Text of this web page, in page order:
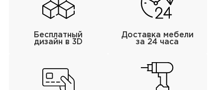
Бесплатный
дизайн в 3D
Доставка мебели
за 24 часа